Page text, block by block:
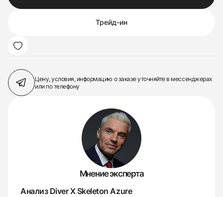
Трейд-ин
Цену, условия, информацию о заказеуточняйте в мессенджерах
или по телефону
Мнение эксперта
Анализ Diver X Skeleton Azure